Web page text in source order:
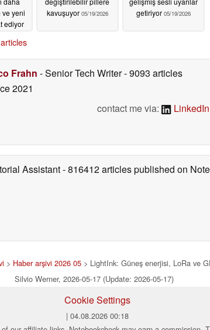
ve yeni
ediyor
kavuşuyor 05/19/2026
getiriyor 05/19/2026
Frahn - Senior Tech Writer- 9093 articles
2021
contact me via:
LinkedIn
Assistant- 816412 articles published on
> Haber arşivi 2026 05> LightInk: Güneş enerjisi, LoRa ve
Silvio Werner, 2026-05-17 (Update: 2026-05-17)
Cookie Settings
| 04.08.2026 00:18